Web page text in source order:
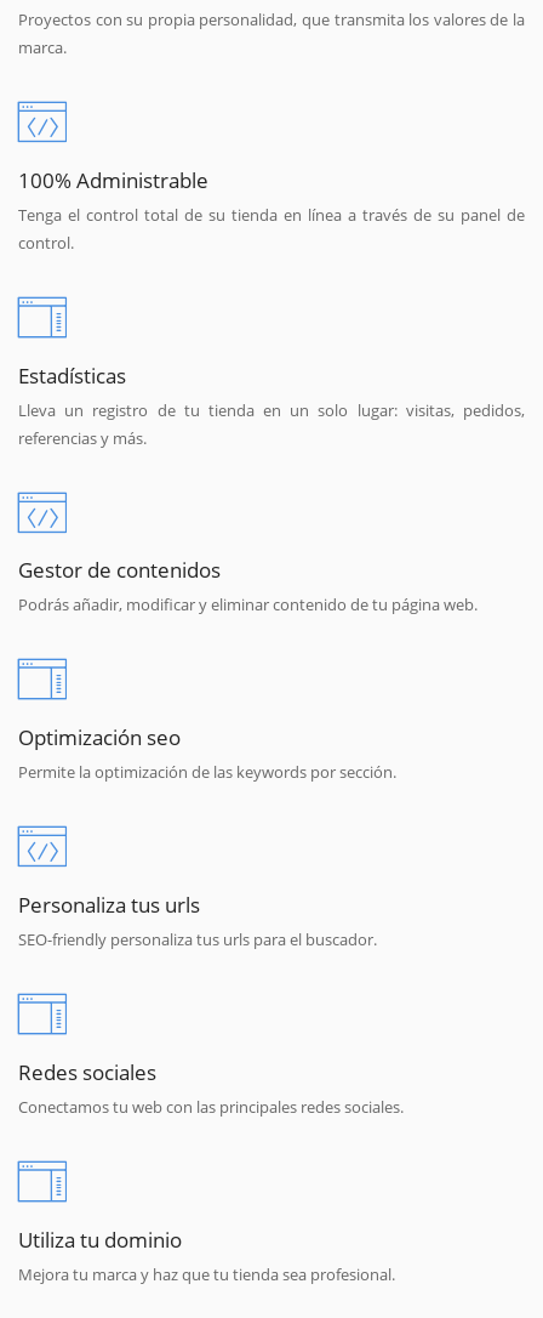
Proyectos con su propia personalidad, que transmita los valores de la
marca.
100% Administrable
Tenga el control total de su tienda en línea a través de su panel de
control.
Estadísticas
Lleva un registro de tu tienda en un solo lugar: visitas, pedidos,
referencias y más.
Gestor de contenidos
Podrás añadir, modificar y eliminar contenido de tu página web.
Optimización seo
Permite la optimización de las keywords por sección.
Personaliza tus urls
SEO-friendly personaliza tus urls para el buscador.
Redes sociales
Conectamos tu web con las principales redes sociales.
Utiliza tu dominio
Mejora tu marca y haz que tu tienda sea profesional.